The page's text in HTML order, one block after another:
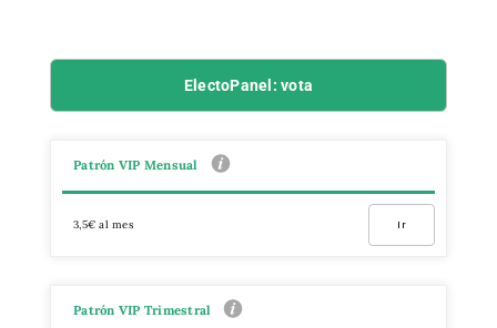
ElectoPanel: vota
Patrón VIP Mensual
3,5€ al mes Ir
Patrón VIP Trimestral